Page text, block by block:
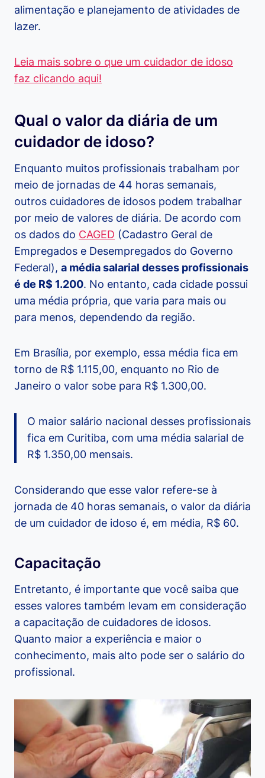
alimentação e planejamento de atividades de
lazer.
Leia mais sobre o que um cuidador de idoso
faz clicando aqui!
Qual o valor da diária de um
cuidador de idoso?
Enquanto muitos profissionais trabalham por
meio de jornadas de 44 horas semanais,
outros cuidadores de idosos podem trabalhar
por meio de valores de diária. De acordo com
os dados do CAGED (Cadastro Geral de
Empregados e Desempregados do Governo
Federal), a média salarial desses profissionais
é de R$ 1.200. No entanto, cada cidade possui
uma média própria, que varia para mais ou
para menos, dependendo da região.
Em Brasília, por exemplo, essa média fica em
torno de R$ 1.115,00, enquanto no Rio de
Janeiro o valor sobe para R$ 1.300,00.
O maior salário nacional desses profissionais
fica em Curitiba, com uma média salarial de
R$ 1.350,00 mensais.
Considerando que esse valor refere-se à
jornada de 40 horas semanais, o valor da diária
de um cuidador de idoso é, em média, R$ 60.
Capacitação
Entretanto, é importante que você saiba que
esses valores também levam em consideração
a capacitação de cuidadores de idosos.
Quanto maior a experiência e maior o
conhecimento, mais alto pode ser o salário do
profissional.